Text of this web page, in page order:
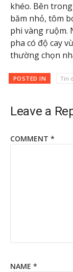
khéo. Bên
băm nhỏ, tôm
phi vàng ruộm.
pha có độ cay
thường chọn
POSTED IN Tin
Leave a
COMMENT *
NAME *